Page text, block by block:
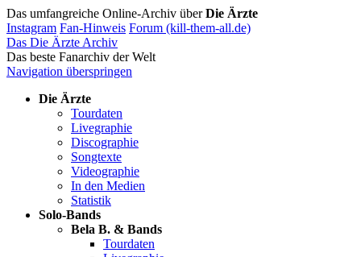
Das umfangreiche Online-Archiv überDie Ärzte
Instagram Fan-Hinweis Forum (kill-them-all.de)
Das Die Ärzte Archiv
Das beste Fanarchiv der Welt
Navigation überspringen
Die Ärzte
Tourdaten
Livegraphie
Discographie
Songtexte
Videographie
In den Medien
Statistik
Solo-Bands
Bela B. & Bands
Tourdaten